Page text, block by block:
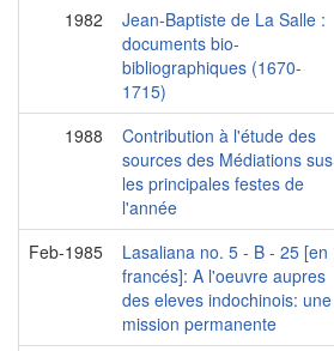
1982
Jean-Baptiste de La Salle :
documents bio-
bibliographiques (1670-
1715)
1988
Contribution à l'étude des
sources des Médiations sus
les principales festes de
l'année
Feb-1985
Lasaliana no. 5 - B - 25 [en
francés]: A l'oeuvre aupres
des eleves indochinois: une
mission permanente